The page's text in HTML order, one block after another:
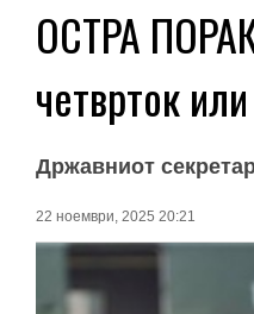
ОСТРА
четврток
Државниот
22 ноември, 2025 20:21